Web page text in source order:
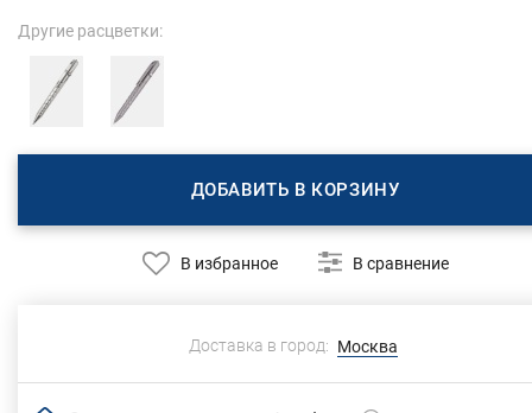
Другие расцветки:
ДОБАВИТЬ В КОРЗИНУ
В избранное В сравнение
Доставка в город: Москва